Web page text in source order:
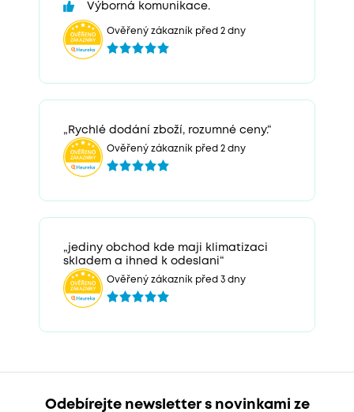
Výborná komunikace.
Ověřený zákazník před 2 dny
„Rychlé dodání zboží, rozumné ceny.“
Ověřený zákazník před 2 dny
„jediny obchod kde maji klimatizaci
skladem a ihned k odeslani“
Ověřený zákazník před 3 dny
Odebírejte newsletter s novinkami ze